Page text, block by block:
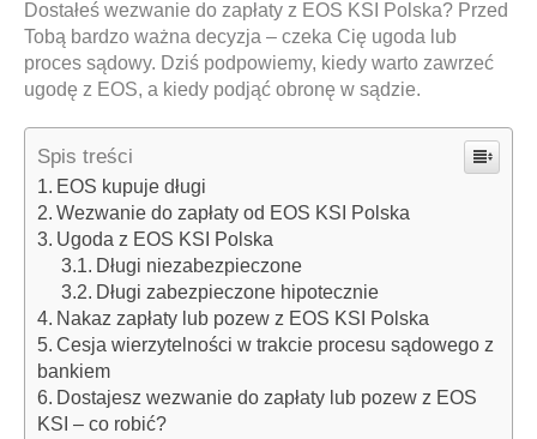
Dostałeś wezwanie do zapłaty z EOS KSI Polska? Przed
Tobą bardzo ważna decyzja – czeka Cię ugoda lub
proces sądowy. Dziś podpowiemy, kiedy warto zawrzeć
ugodę z EOS, a kiedy podjąć obronę w sądzie.
Spis treści
EOS kupuje długi
Wezwanie do zapłaty od EOS KSI Polska
Ugoda z EOS KSI Polska
Długi niezabezpieczone
Długi zabezpieczone hipotecznie
Nakaz zapłaty lub pozew z EOS KSI Polska
Cesja wierzytelności w trakcie procesu sądowego z
bankiem
Dostajesz wezwanie do zapłaty lub pozew z EOS
KSI – co robić?